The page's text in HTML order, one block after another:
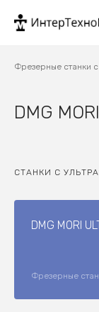
Фрезерные станки с
DMG
СТАНКИ С
DMG MORI
Фрезерные